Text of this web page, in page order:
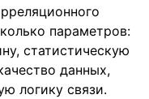
параметров:
статистическую
данных,
логику связи.